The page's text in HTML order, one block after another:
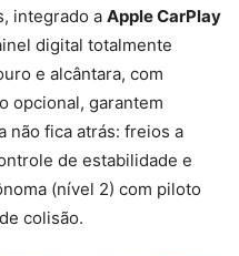
integrado a Apple CarPlay
digital totalmente
e alcântara, com
opcional, garantem
não fica atrás: freios a
de estabilidade e
(nível 2) com piloto
colisão.